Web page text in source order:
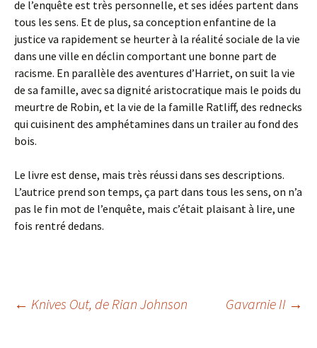
de l’enquête est très personnelle, et ses idées partent dans
tous les sens. Et de plus, sa conception enfantine de la
justice va rapidement se heurter à la réalité sociale de la vie
dans une ville en déclin comportant une bonne part de
racisme. En parallèle des aventures d’Harriet, on suit la vie
de sa famille, avec sa dignité aristocratique mais le poids du
meurtre de Robin, et la vie de la famille Ratliff, des rednecks
qui cuisinent des amphétamines dans un trailer au fond des
bois.
Le livre est dense, mais très réussi dans ses descriptions.
L’autrice prend son temps, ça part dans tous les sens, on n’a
pas le fin mot de l’enquête, mais c’était plaisant à lire, une
fois rentré dedans.
Navigation
← Knives Out, de Rian Johnson Gavarnie II →